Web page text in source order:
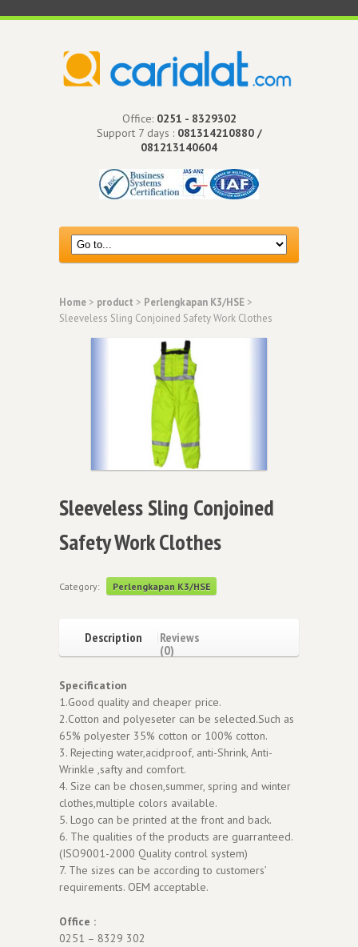
Office: 0251 - 8329302
Support 7 days : 081314210880 /
081213140604
Home > product > Perlengkapan K3/HSE >
Sleeveless Sling Conjoined Safety Work Clothes
Sleeveless Sling Conjoined
Safety Work Clothes
Category: Perlengkapan K3/HSE
Description
Reviews
(0)
Specification
1.Good quality and cheaper price.
2.Cotton and polyeseter can be selected.Such as
65% polyester 35% cotton or 100% cotton.
3. Rejecting water,acidproof, anti-Shrink, Anti-
Wrinkle ,safty and comfort.
4. Size can be chosen,summer, spring and winter
clothes,multiple colors available.
5. Logo can be printed at the front and back.
6. The qualities of the products are guarranteed.
(ISO9001-2000 Quality control system)
7. The sizes can be according to customers’
requirements. OEM acceptable.
Office :
0251 – 8329 302